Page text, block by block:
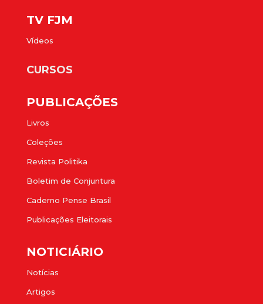
TV FJM
Vídeos
CURSOS
PUBLICAÇÕES
Livros
Coleções
Revista Politika
Boletim de Conjuntura
Caderno Pense Brasil
Publicações Eleitorais
NOTICIÁRIO
Notícias
Artigos